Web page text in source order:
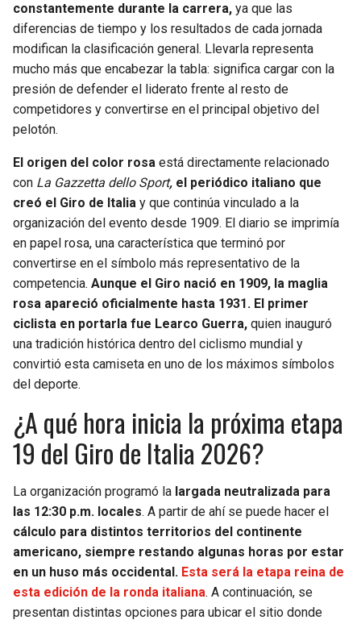
constantemente durante la carrera, ya que las
diferencias de tiempo y los resultados de cada jornada
modifican la clasificación general. Llevarla representa
mucho más que encabezar la tabla: significa cargar con la
presión de defender el liderato frente al resto de
competidores y convertirse en el principal objetivo del
pelotón.
El origen del color rosa está directamente relacionado
con La Gazzetta dello Sport, el periódico italiano que
creó el Giro de Italia y que continúa vinculado a la
organización del evento desde 1909. El diario se imprimía
en papel rosa, una característica que terminó por
convertirse en el símbolo más representativo de la
competencia. Aunque el Giro nació en 1909, la maglia
rosa apareció oficialmente hasta 1931. El primer
ciclista en portarla fue Learco Guerra, quien inauguró
una tradición histórica dentro del ciclismo mundial y
convirtió esta camiseta en uno de los máximos símbolos
del deporte.
¿A qué hora inicia la próxima etapa
19 del Giro de Italia 2026?
La organización programó la largada neutralizada para
las 12:30 p.m. locales. A partir de ahí se puede hacer el
cálculo para distintos territorios del continente
americano, siempre restando algunas horas por estar
en un huso más occidental. Esta será la etapa reina de
esta edición de la ronda italiana. A continuación, se
presentan distintas opciones para ubicar el sitio donde